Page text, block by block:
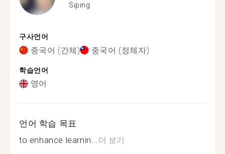
Siping
구사언어
중국어 (간체) 중국어 (정체자)
학습언어
영어
언어 학습 목표
to enhance learnin...더 보기